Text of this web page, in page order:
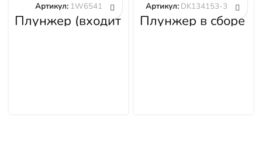
Плунжер (входит
в 1W6539)
Артикул: 1W6541
Плунжер в сборе
DK134153-3520
Артикул: DK134153-3520